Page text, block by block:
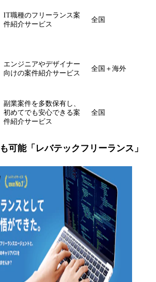
IT職種のフリーランス案
件紹介サービス
全国
エンジニアやデザイナー
向けの案件紹介サービス
全国＋海外
副業案件を多数保有し、
初めてでも安心できる案
件紹介サービス
全国
可能「レバテックフリーランス」